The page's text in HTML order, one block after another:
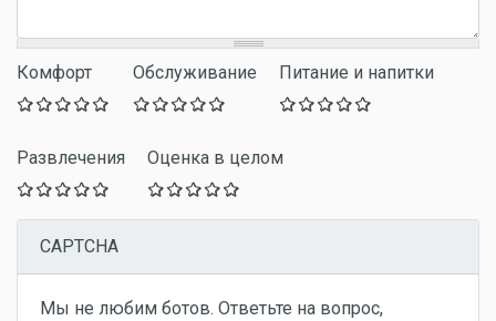
Комфорт Обслуживание Питание и напитки
Развлечения Оценка в целом
CAPTCHA
Мы не любим ботов. Ответьте на вопрос,